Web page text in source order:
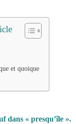
et quoique
dans « presqu’île ».